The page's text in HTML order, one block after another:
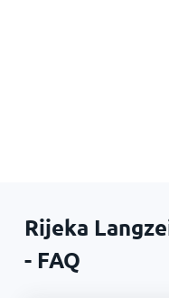
Rijeka
- FAQ